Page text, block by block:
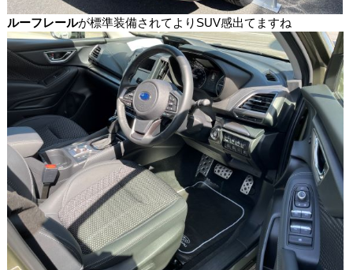
ルーフレールが標準装備されてよりSUV感出てますね